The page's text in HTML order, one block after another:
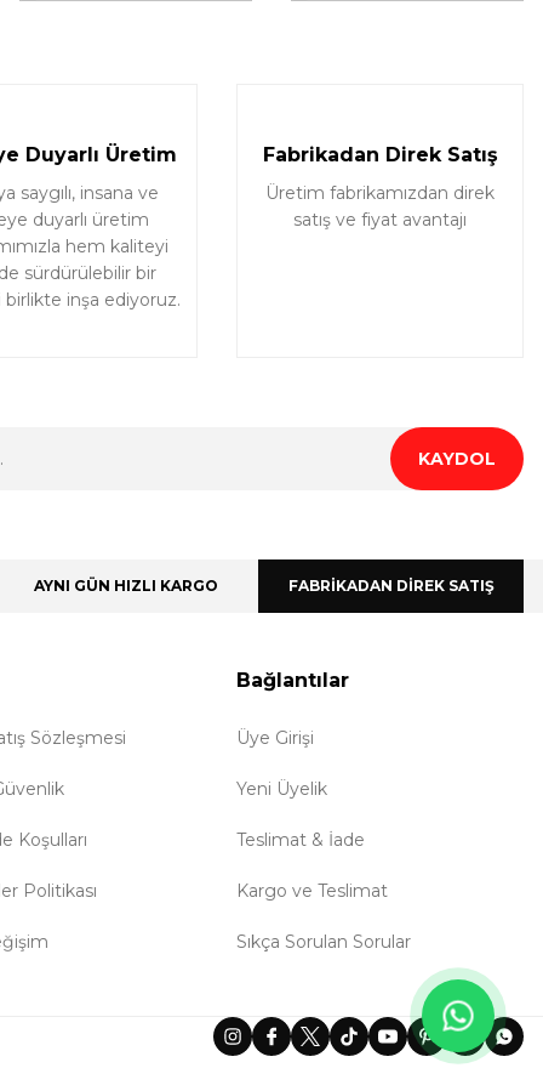
Duyarlı Üretim
saygılı, insana ve
duyarlı üretim
hem kaliteyi
sürdürülebilir bir
inşa ediyoruz.
Fabrikadan Direk Satış
Üretim fabrikamızdan direk
satış ve fiyat avantajı
KAYDOL
AYNI GÜN HIZLI KARGO FABRİKADAN DİREK SATIŞ
Sözleşmesi
Koşulları
Politikası
Bağlantılar
Üye Girişi
Yeni Üyelik
Teslimat & İade
Kargo ve Teslimat
Sıkça Sorulan Sorular